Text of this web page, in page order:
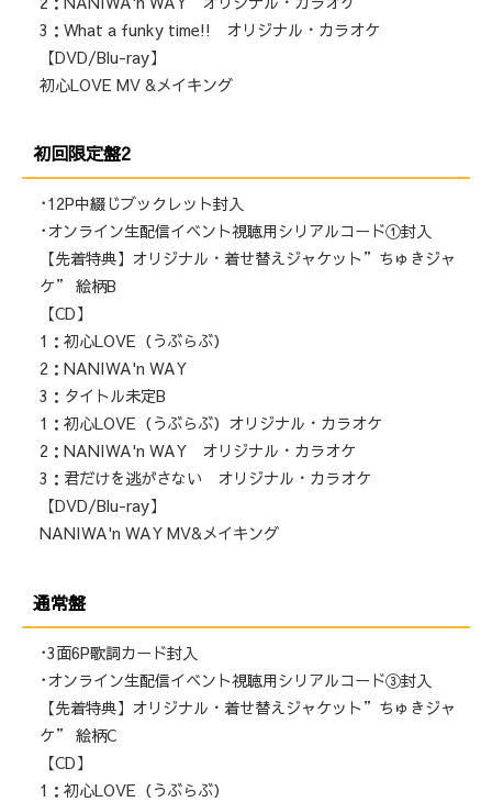
3：What a funky time!! オリジナル・カラオケ
【DVD/Blu-ray】
初心LOVE MV &メイキング
初回限定盤2
･12P中綴じブックレット封入
･オンライン生配信イベント視聴用シリアルコード①封入
【先着特典】オリジナル・着せ替えジャケット”ちゅきジャ
ケ” 絵柄B
【CD】
1：初心LOVE（うぶらぶ）
2：NANIWA'n WAY
3：タイトル未定B
1：初心LOVE（うぶらぶ）オリジナル・カラオケ
2：NANIWA'n WAY オリジナル・カラオケ
3：君だけを逃がさない オリジナル・カラオケ
【DVD/Blu-ray】
NANIWA'n WAY MV&メイキング
通常盤
･3面6P歌詞カード封入
･オンライン生配信イベント視聴用シリアルコード③封入
【先着特典】オリジナル・着せ替えジャケット”ちゅきジャ
ケ” 絵柄C
【CD】
1：初心LOVE（うぶらぶ）